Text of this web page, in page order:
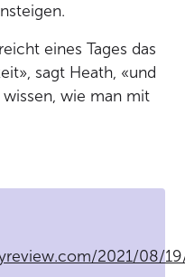
eines Tages das
sagt Heath, «und
wie man mit
2021/08/